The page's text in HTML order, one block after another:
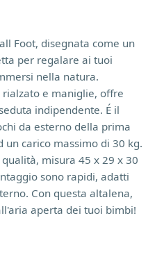
Foot, disegnata come un
per regalare ai tuoi
nella natura.
rialzato e maniglie, offre
indipendente. É il
da esterno della prima
carico massimo di 30 kg.
misura 45 x 29 x 30
sono rapidi, adatti
Con questa altalena,
aperta dei tuoi bimbi!